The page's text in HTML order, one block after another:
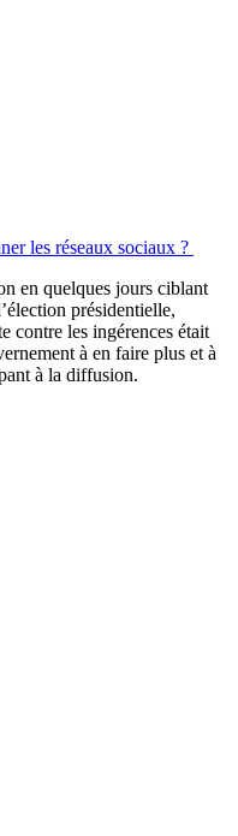
les réseaux sociaux ?
en quelques jours ciblant
présidentielle,
contre les ingérences était
à en faire plus et à
à la diffusion.